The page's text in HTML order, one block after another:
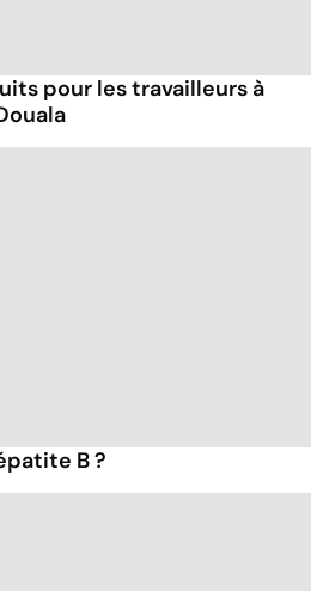
pour les travailleurs à
B ?